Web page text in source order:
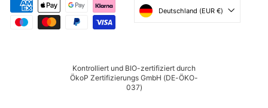
Deutschland (EUR €)
Kontrolliert und BIO-zertifiziert durch
ÖkoP Zertifizierungs GmbH (DE-ÖKO-
037)